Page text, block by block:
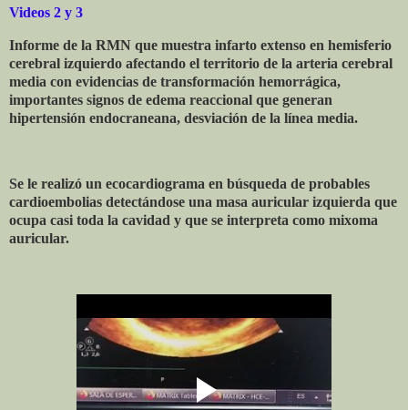
Videos 2 y 3
Informe de la RMN que muestra infarto extenso en hemisferio
cerebral izquierdo afectando el territorio de la arteria cerebral
media con evidencias de transformación hemorrágica,
importantes signos de edema reaccional que generan
hipertensión endocraneana, desviación de la línea media.
Se le realizó un ecocardiograma en búsqueda de probables
cardioembolias detectándose una masa auricular izquierda que
ocupa casi toda la cavidad y que se interpreta como mixoma
auricular.